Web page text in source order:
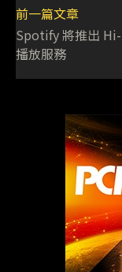
前一篇文章
Spotify 將推出
播放服務